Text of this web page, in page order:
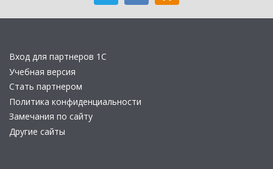
Вход для партнеров 1С
Учебная версия
Стать партнером
Политика конфиденциальности
Замечания по сайту
Другие сайты